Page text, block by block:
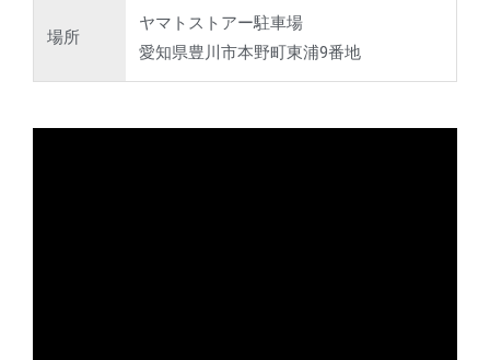
場所
ヤマトストアー駐車場
愛知県豊川市本野町東浦9番地